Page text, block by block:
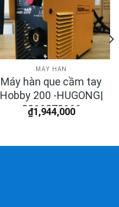
MÁY HÀN
Máy hàn que cầm tay
Hobby 200 -HUGONG|
0916870166
₫1,944,000